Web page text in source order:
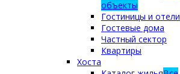
объекты
Гостиницы и отели
Гостевые дома
Частный сектор
Квартиры
Хоста